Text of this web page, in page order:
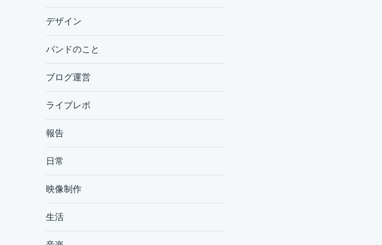
デザイン
バンドのこと
ブログ運営
ライブレポ
報告
日常
映像制作
生活